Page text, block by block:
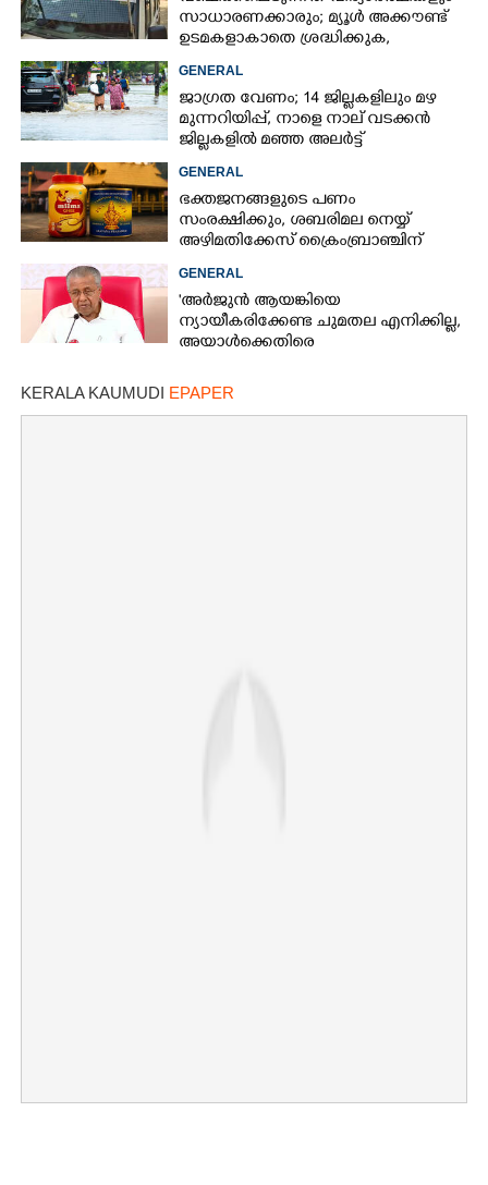
സാധാരണക്കാരും; മ്യൂൾ അക്കൗണ്ട്
ഉടമകളാകാതെ ശ്രദ്ധിക്കുക,
നിർദ്ദേശങ്ങളുമായി പൊലീസ്
GENERAL
ജാഗ്രത വേണം; 14 ജില്ലകളിലും മഴ
മുന്നറിയിപ്പ്, നാളെ നാല് വടക്കൻ
ജില്ലകളിൽ മഞ്ഞ അലർട്ട്
GENERAL
ഭക്തജനങ്ങളുടെ പണം
സംരക്ഷിക്കും, ശബരിമല നെയ്യ്
അഴിമതിക്കേസ് ക്രൈംബ്രാഞ്ചിന്
വിടുമെന്ന് കെ മുരളീധരൻ
GENERAL
'അർജുൻ ആയങ്കിയെ
ന്യായീകരിക്കേണ്ട ചുമതല എനിക്കില്ല,
അയാൾക്കെതിരെ
KERALA KAUMUDI EPAPER